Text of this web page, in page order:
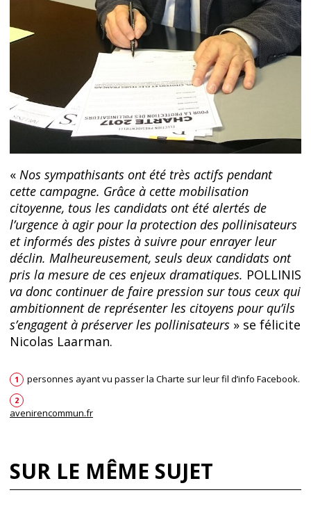
« Nos sympathisants ont été très actifs pendant
cette campagne. Grâce à cette mobilisation
citoyenne, tous les candidats ont été alertés de
l’urgence à agir pour la protection des pollinisateurs
et informés des pistes à suivre pour enrayer leur
déclin. Malheureusement, seuls deux candidats ont
pris la mesure de ces enjeux dramatiques. POLLINIS
va donc continuer de faire pression sur tous ceux qui
ambitionnent de représenter les citoyens pour qu’ils
s’engagent à préserver les pollinisateurs » se félicite
Nicolas Laarman.
1 personnes ayant vu passer la Charte sur leur fil d’info Facebook.
2
avenirencommun.fr
SUR LE MÊME SUJET